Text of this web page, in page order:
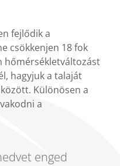
fejlődik a
csökkenjen 18 fok
hőmérsékletváltozást
hagyjuk a talaját
Különösen a
a
enged